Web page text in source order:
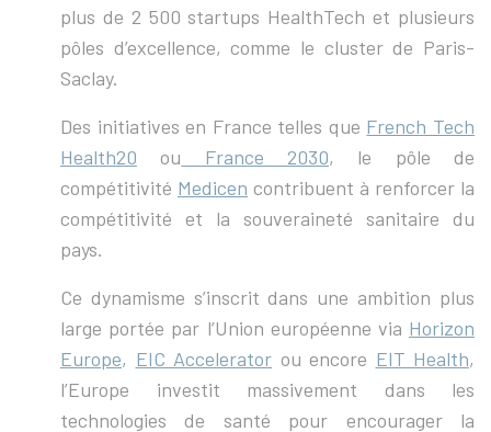
plus de 2 500 startups HealthTech et plusieurs
pôles d’excellence, comme le cluster de Paris-
Saclay.
Des initiatives en France telles que French Tech
Health20 ou France 2030, le pôle de
compétitivité Medicen contribuent à renforcer la
compétitivité et la souveraineté sanitaire du
pays.
Ce dynamisme s’inscrit dans une ambition plus
large portée par l’Union européenne via Horizon
Europe, EIC Accelerator ou encore EIT Health,
l’Europe investit massivement dans les
technologies de santé pour encourager la